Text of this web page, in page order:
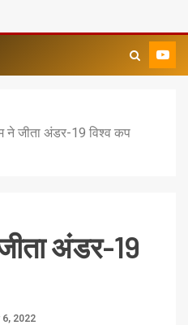
ने जीता अंडर-19 विश्व कप
अंडर-19
2022